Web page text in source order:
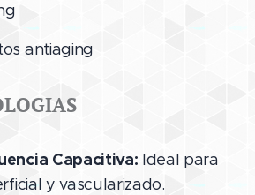
antiaging
Capacitiva: Ideal para
y vascularizado.